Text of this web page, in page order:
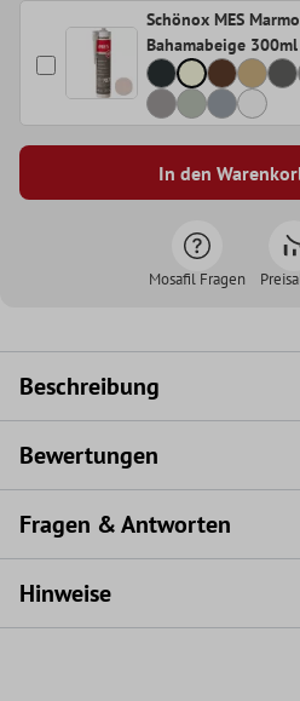
Schönox MES
Bahamabeige 300ml
In den
Mosafil Fragen
Beschreibung
Bewertungen
Fragen & Antworten
Hinweise